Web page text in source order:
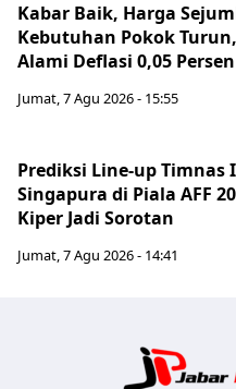
Kabar Baik, Harga
Kebutuhan Pokok
Alami Deflasi 0,05 Persen
Jumat, 7 Agu 2026 - 15:55
Prediksi Line-up Timnas
Singapura di Piala AFF
Kiper Jadi Sorotan
Jumat, 7 Agu 2026 - 14:41